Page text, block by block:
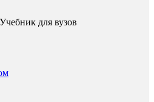
для вузов